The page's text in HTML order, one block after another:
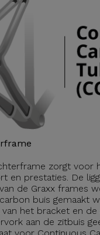
zorgt voor
en prestaties. De
de Graxx frames
buis gemaakt
het bracket en de
aan de zitbuis